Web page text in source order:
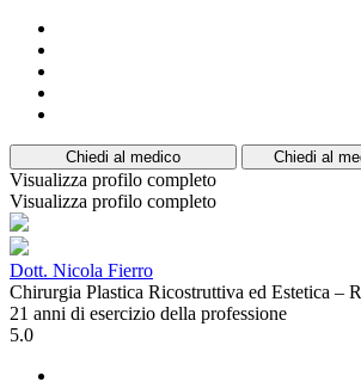
Chiedi al medico Chiedi al
Visualizza profilo completo
Visualizza profilo completo
Dott. Nicola Fierro
Chirurgia Plastica Ricostruttiva ed Estetica –
21 anni di esercizio della professione
5.0